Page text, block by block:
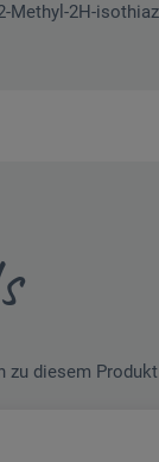
2H-
zu diesem